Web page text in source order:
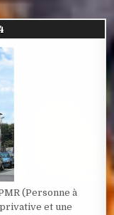
(Personne à
et une